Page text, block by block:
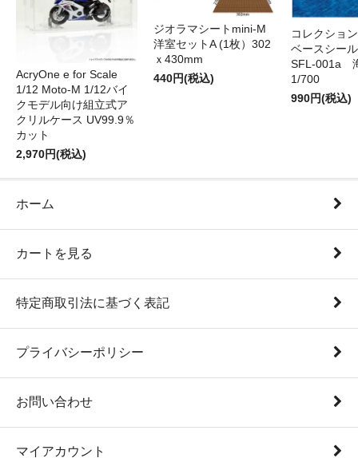
AcryOne e for Scale
1/12 Moto-M 1/12バイ
クモデル向け組立式ア
クリルケース UV99.9％
カット
2,970円(税込)
ジオラマシートmini-M
洋室セットA (1枚）302
ｘ430mm
440円(税込)
コレクショ
ベースシー
SFL-001a
1/700
990円(税込)
ホーム
カートを見る
特定商取引法に基づく表記
プライバシーポリシー
お問い合わせ
マイアカウント